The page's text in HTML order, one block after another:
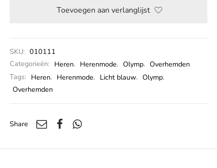
Toevoegen aan verlanglijst
SKU: 010111
Categorieën: Heren, Herenmode, Olymp, Overhemden
Tags: Heren, Herenmode, Licht blauw, Olymp,
Overhemden
Share